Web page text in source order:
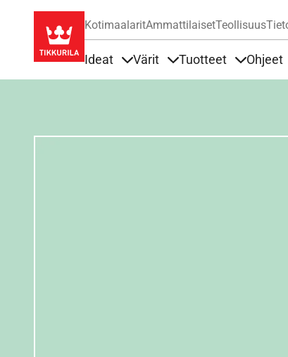
KotimaalaritAmmattilaisetTeollisuus
Ideat Värit Tuotteet Ohjeet